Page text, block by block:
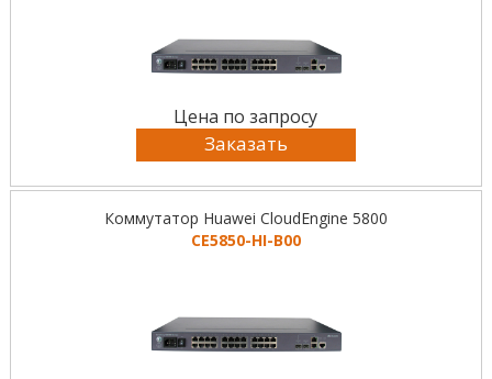
Цена по запросу
Заказать
Коммутатор Huawei CloudEngine 5800
CE5850-HI-B00